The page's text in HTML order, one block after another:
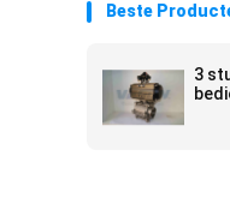
Beste
3